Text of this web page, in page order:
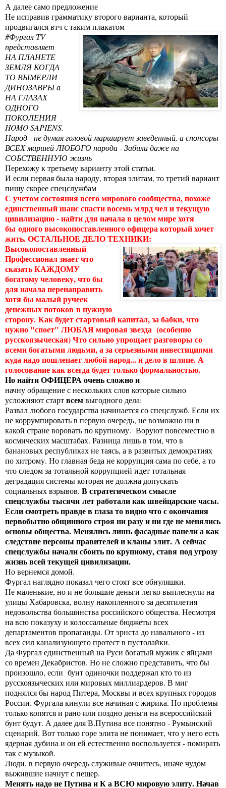
А далее само предложение
Не исправив грамматику второго варианта, который
продвигался втч с таким плакатом
#Фургал ТV
представляет
НА ПЛАНЕТЕ
ЗЕМЛЯ КОГДА
ТО ВЫМЕРЛИ
ДИНОЗАВРЫ а
НА ГЛАЗАХ
ОДНОГО
ПОКОЛЕНИЯ
HOMO SAPIENS.
Народ - не думая головой марширует заведенный, а спонсоры
ВСЕХ маршей ЛЮБОГО народа - Забили даже на
СОБСТВЕННУЮ жизнь
Перехожу к третьему варианту этой статьи.
И если первая была народу, вторая элитам, то третий вариант
пишу скорее спецслужбам
С учетом состояния всего мирового сообщества, похоже
единственный шанс спасти восемь млрд чел и текущую
цивилизацию - найти для начала в целом мире хотя
бы одного высокопоставленного офицера который хочет
жить. ОСТАЛЬНОЕ ДЕЛО ТЕХНИКИ:
Высокопоставленный
Профессионал знает что
сказать КАЖДОМУ
богатому человеку, что бы
для начала перенаправить
хотя бы малый ручеек
денежных потоков в нужную
сторону. Как будет стартовый капитал, за бабки, что
нужно "споет" ЛЮБАЯ мировая звезда (особенно
русскоязыческая) Что сильно упрощает разговоры со
всеми богатыми людьми, а за серьезными инвестициями
куда надо пошлепает любой народ... и дело в шляпе. А
голосование как всегда будет только формальностью.
Но найти ОФИЦЕРА очень сложно и
начну обращение с нескольких слов которые сильно
усложняют стартвсемвыгодного дела:
Развал любого государства начинается со спецслужб. Если их
не коррумпировать в первую очередь, не возможно ни в
какой стране воровать по крупному. Воруют повсеместно в
космических масштабах. Разница лишь в том, что в
банановых республиках не таясь, а в развитых демократиях
по хитрому. Но главная беда не коррупция сама по себе, а то
что следом за тотальной коррупцией идет тотальная
деградация системы которая не должна допускать
социальных взрывов. В стратегическом смысле
спецслужбы тысячи лет работали как швейцарские часы.
Если смотреть правде в глаза то видно что с окончания
первобытно общинного строя ни разу и ни где не менялись
основы общества. Менялись лишь фасадные панели а как
следствие персоны правителей и кланы элит. А сейчас
спецслужбы начали сбоить по крупному, ставя под угрозу
жизнь всей текущей цивилизации.
Но вернемся домой.
Фургал наглядно показал чего стоят все обнуляшки.
Не маленькие, но и не большие деньги легко выплеснули на
улицы Хабаровска, волну накопленного за десятилетия
недовольства большинства российского общества. Несмотря
на всю показуху и колоссальные бюджеты всех
департаментов пропаганды. От эрнста до навального - из
всех сил канализующего протест в пустолайки.
Да Фургал единственный на Руси богатый мужик с яйцами
со времен Декабристов. Но не сложно представить, что бы
произошло, если бунт одиночки поддержал кто то из
русскоязыческих или мировых миллиардеров. В миг
поднялся бы народ Питера, Москвы и всех крупных городов
России. Фургала кинули все начиная с жирика. Но проблемы
только копятся и рано или поздно деньги на всероссийский
бунт будут. А далее для В.Путина все понятно - Румынский
сценарий. Вот только горе элита не понимает, что у него есть
ядерная дубина и он ей естественно воспользуется - помирать
так с музыкой.
Люди, в первую очередь служивые очнитесь, иначе чудом
выжившие начнут с пещер.
Менять надо не Путина и К а ВСЮ мировую элиту. Начав